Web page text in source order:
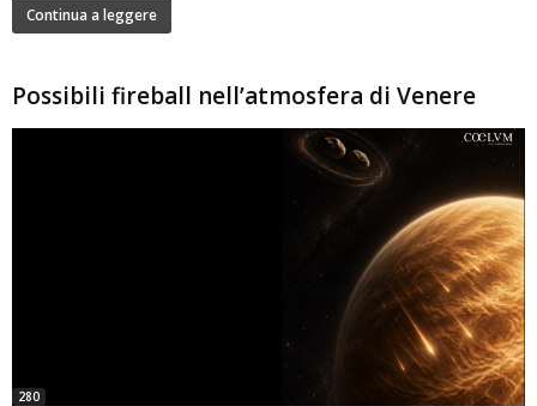
Continua a leggere
Possibili fireball nell’atmosfera di Venere
280